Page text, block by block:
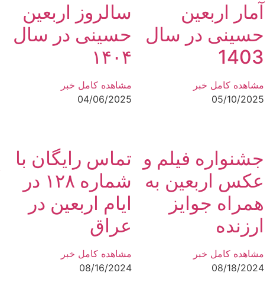
آمار اربعین
حسینی در سال
1403
مشاهده کامل خبر
05/10/2025
سالروز اربعین
حسینی در سال
۱۴۰۴
مشاهده کامل خبر
04/06/2025
جشنواره فیلم و
عکس اربعین به
همراه جوایز
ارزنده
مشاهده کامل خبر
08/18/2024
تماس رایگان با
شماره ۱۲۸ در
ایام اربعین در
عراق
مشاهده کامل خبر
08/16/2024